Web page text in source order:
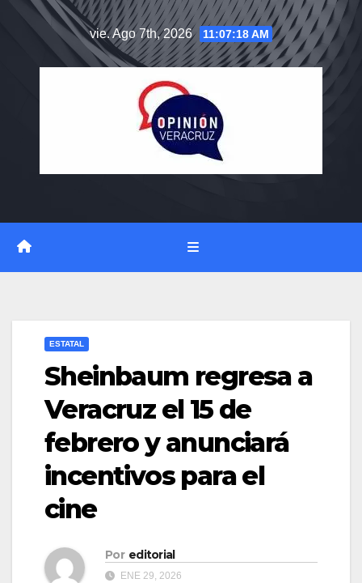
vie. Ago 7th, 2026 11:07:18 AM
ESTATAL
Sheinbaum regresa a
Veracruz el 15 de
febrero y anunciará
incentivos para el
cine
Por editorial
ENE 29, 2026